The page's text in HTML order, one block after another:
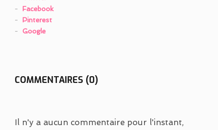
Facebook
Pinterest
Google
COMMENTAIRES (0)
Il n'y a aucun commentaire pour l'instant,